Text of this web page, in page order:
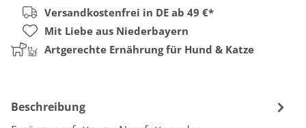
Versandkostenfrei in DE ab 49 €*
Mit Liebe aus Niederbayern
Artgerechte Ernährung für Hund & Katze
Beschreibung